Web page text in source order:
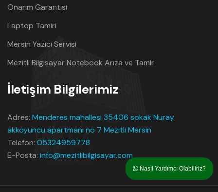
Onarım Garantisi
Laptop Tamiri
Mersin Yazıcı Servisi
Mezitli Bilgisayar Notebook Arıza ve Tamir
İletişim Bilgilerimiz
Adres: Menderes mahallesi 35406 sokak Nuray
akkoyuncu apartmanı no 7 Mezitli Mersin
Telefon: 05324959778
E-Posta: info@mezitlibilgisayar.com
Nasıl Yardımcı Olabiliriz?